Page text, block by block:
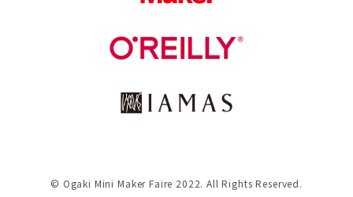
© Ogaki Mini Maker Faire 2022. All Rights Reserved.